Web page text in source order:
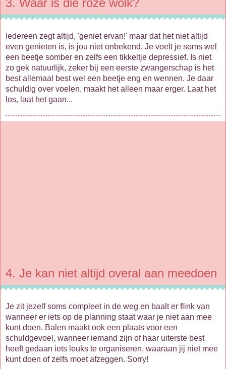
3. Waar is die roze wolk?
Iedereen zegt altijd, 'geniet ervan!' maar dat het niet altijd
even genieten is, is jou niet onbekend. Je voelt je soms wel
een beetje somber en zelfs een tikkeltje depressief. Is niet
zo gek natuurlijk, zeker bij een eerste zwangerschap is het
best allemaal best wel een beetje eng en wennen. Je daar
schuldig over voelen, maakt het alleen maar erger. Laat het
los, laat het gaan...
4. Je kan niet altijd overal aan meedoen
Je zit jezelf soms compleet in de weg en baalt er flink van
wanneer er iets op de planning staat waar je niet aan mee
kunt doen. Balen maakt ook een plaats voor een
schuldgevoel, wanneer iemand zijn of haar uiterste best
heeft gedaan iets leuks te organiseren, waaraan jij niet mee
kunt doen of zelfs moet afzeggen. Sorry!